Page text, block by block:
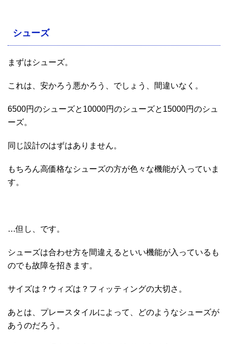
シューズ
まずはシューズ。
これは、安かろう悪かろう、でしょう、間違いなく。
6500円のシューズと10000円のシューズと15000円のシュ
ーズ。
同じ設計のはずはありません。
もちろん高価格なシューズの方が色々な機能が入っていま
す。
…但し、です。
シューズは合わせ方を間違えるといい機能が入っているも
のでも故障を招きます。
サイズは？ウィズは？フィッティングの大切さ。
あとは、プレースタイルによって、どのようなシューズが
あうのだろう。